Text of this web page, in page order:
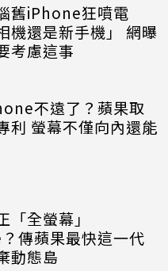
舊iPhone狂噴電
機還是新手機」 網曝
考慮這事
不遠了？蘋果取
利 螢幕不僅向內還能
「全螢幕」
傳蘋果最快這一代
動態島